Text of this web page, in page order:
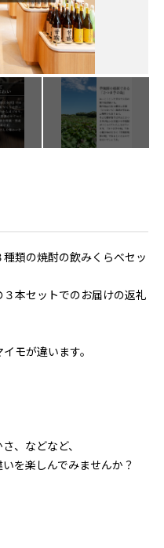
類の焼酎の飲みくらべセッ
本セットでのお届けの返礼
モが違います。
、などなど、
を楽しんでみませんか？